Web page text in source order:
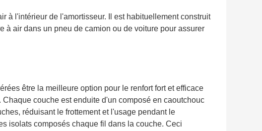
à l'intérieur de l'amortisseur. Il est habituellement construit
à air dans un pneu de camion ou de voiture pour assurer
être la meilleure option pour le renfort fort et efficace
couche est enduite d'un composé en caoutchouc
réduisant le frottement et l'usage pendant le
isolats composés chaque fil dans la couche. Ceci